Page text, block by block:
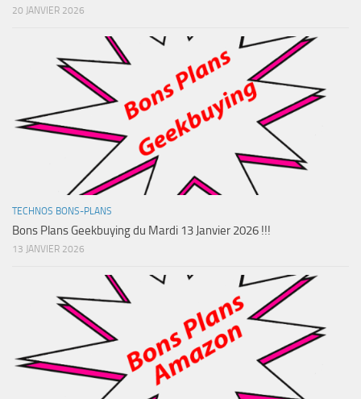
20 JANVIER 2026
TECHNOS BONS-PLANS
Bons Plans Geekbuying du Mardi 13 Janvier 2026 !!!
13 JANVIER 2026